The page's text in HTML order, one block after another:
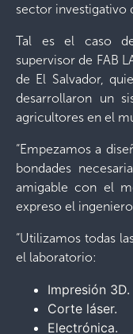
sector investigativo
Tal es el caso
supervisor de FAB
de El Salvador,
desarrollaron un
agricultores en el
“Empezamos a
bondades
amigable con el
expreso el
“Utilizamos todas
el laboratorio:
Impresión 3D.
Corte láser.
Electrónica.